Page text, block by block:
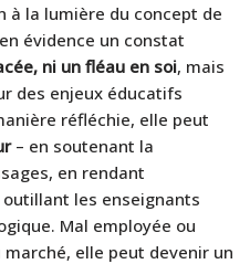
à la lumière du concept de
évidence un constat
ni un fléau en soi, mais
des enjeux éducatifs
réfléchie, elle peut
– en soutenant la
en rendant
outillant les enseignants
Mal employée ou
elle peut devenir un